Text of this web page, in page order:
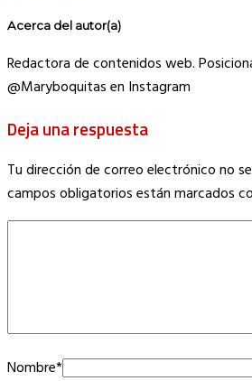
Acerca del autor(a)
Redactora de contenidos web.
@Maryboquitas en Instagram
Deja una respuesta
Tu dirección de correo electrónico no
campos obligatorios están marcados
Nombre*